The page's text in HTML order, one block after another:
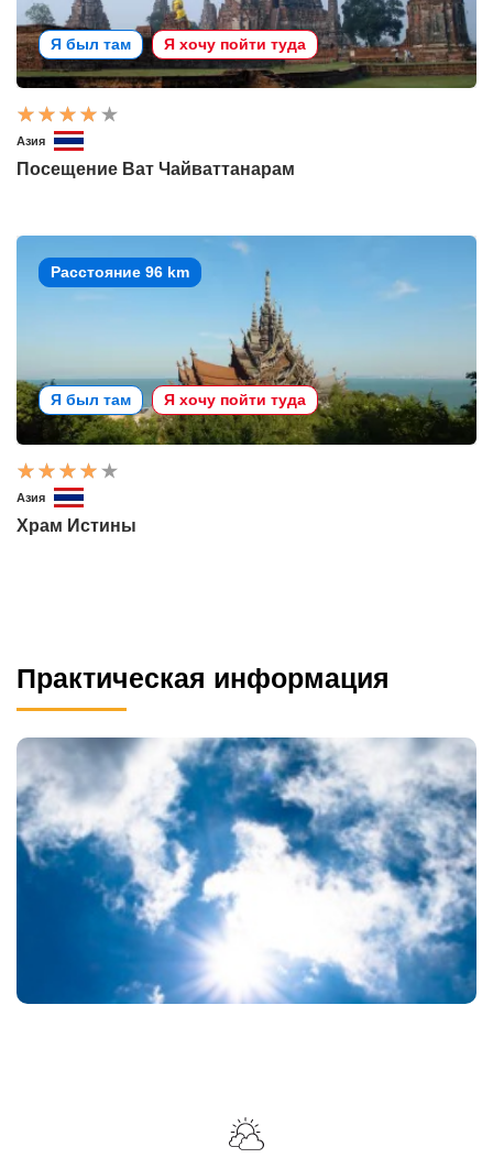
Я был там Я хочу пойти туда
Азия
Посещение Ват Чайваттанарам
Расстояние 96 km
Я был там Я хочу пойти туда
Азия
Храм Истины
Практическая информация